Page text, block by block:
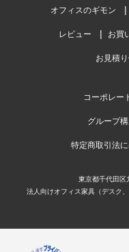
オフィスのギモン
レビュー お買
お見積
コーポレー
グループ
特定商取引法
東京都千代田区
法人向けオフィス家具（デスク